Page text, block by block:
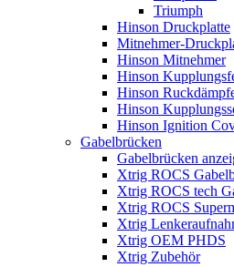
Triumph
Hinson Druckplatte
Mitnehmer-
Hinson Mitnehmer
Hinson
Hinson
Hinson
Hinson Ignition
Gabelbrücken
Gabelbrücken
Xtrig ROCS
Xtrig ROCS tech
Xtrig ROCS
Xtrig
Xtrig OEM PHDS
Xtrig Zubehör